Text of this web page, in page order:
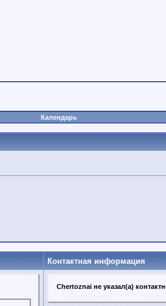
Календарь
Контактная информация
Chertoznai не указал(а)